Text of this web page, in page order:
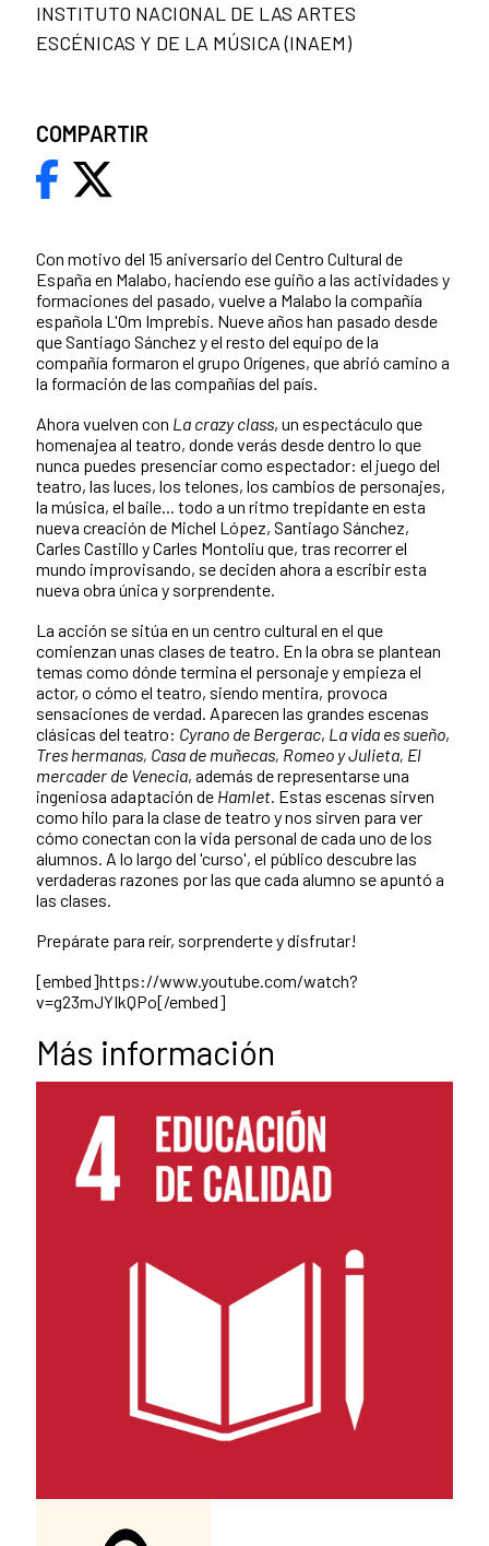
Con motivo del 15 aniversario del Centro Cultural de
España en Malabo, haciendo ese guiño a las actividades y
formaciones del pasado, vuelve a Malabo la compañía
española L'Om Imprebis. Nueve años han pasado desde
que Santiago Sánchez y el resto del equipo de la
compañía formaron el grupo Orígenes, que abrió camino a
la formación de las compañías del país.
Ahora vuelven con La crazy class, un espectáculo que
homenajea al teatro, donde verás desde dentro lo que
nunca puedes presenciar como espectador: el juego del
teatro, las luces, los telones, los cambios de personajes,
la música, el baile... todo a un ritmo trepidante en esta
nueva creación de Michel López, Santiago Sánchez,
Carles Castillo y Carles Montoliu que, tras recorrer el
mundo improvisando, se deciden ahora a escribir esta
nueva obra única y sorprendente.
La acción se sitúa en un centro cultural en el que
comienzan unas clases de teatro. En la obra se plantean
temas como dónde termina el personaje y empieza el
actor, o cómo el teatro, siendo mentira, provoca
sensaciones de verdad. Aparecen las grandes escenas
clásicas del teatro: Cyrano de Bergerac, La vida es sueño,
Tres hermanas, Casa de muñecas, Romeo y Julieta, El
mercader de Venecia, además de representarse una
ingeniosa adaptación de Hamlet. Estas escenas sirven
como hilo para la clase de teatro y nos sirven para ver
cómo conectan con la vida personal de cada uno de los
alumnos. A lo largo del 'curso', el público descubre las
verdaderas razones por las que cada alumno se apuntó a
las clases.
Prepárate para reír, sorprenderte y disfrutar!
[embed]https://www.youtube.com/watch?
v=g23mJYIkQPo[/embed]
Más información
INSTITUTO NACIONAL DE LAS ARTES
ESCÉNICAS Y DE LA MÚSICA (INAEM)
COMPARTIR